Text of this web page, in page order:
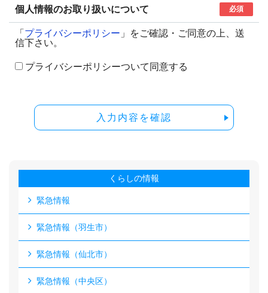
個人情報のお取り扱いについて 必須
「 プライバシーポリシー 」をご確認・ご同意の上、送
信下さい。
プライバシーポリシーついて同意する
入力内容を確認
くらしの情報
緊急情報
緊急情報（羽生市）
緊急情報（仙北市）
緊急情報（中央区）